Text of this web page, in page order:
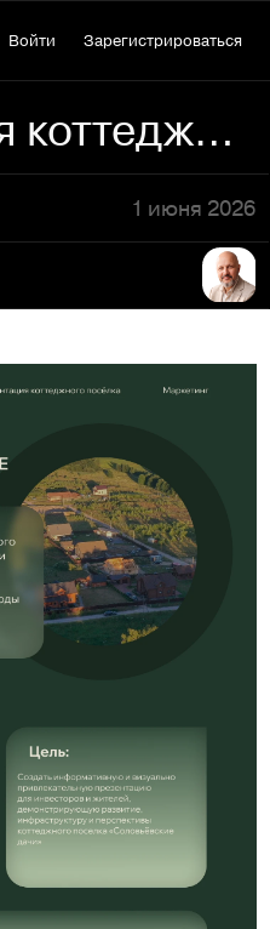
Войти Зарегистрироваться
Презентация коттеджного поселка
1 июня 2026